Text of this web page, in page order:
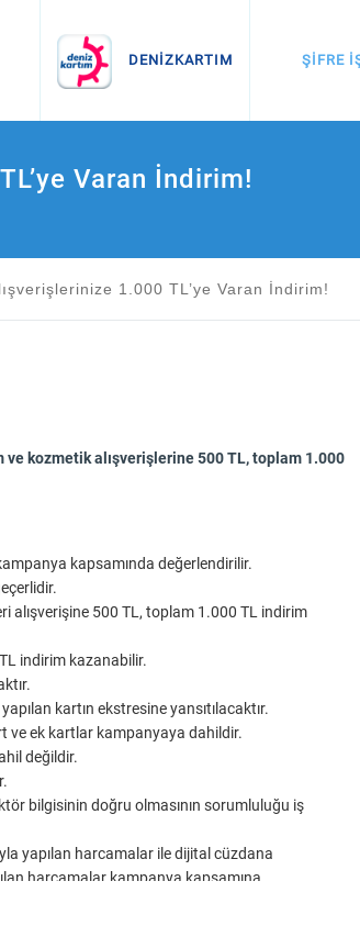
ŞİFRE
DENİZKARTIM
Otomatik
Varan İndirim!
1.000 TL’ye Varan İndirim!
ve kozmetik alışverişlerine 500 TL, toplam 1.000
kapsamında değerlendirilir.
alışverişine 500 TL, toplam 1.000 TL indirim
indirim kazanabilir.
kartın ekstresine yansıtılacaktır.
ve ek kartlar kampanyaya dahildir.
değildir.
bilgisinin doğru olmasının sorumluluğu iş
yapılan harcamalar ile dijital cüzdana
harcamalar kampanya kapsamına